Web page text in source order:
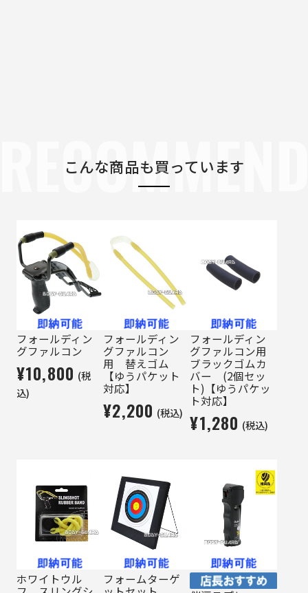
こんな商品も買っています
フォールディン
グファルコン
¥10,800 (税
込)
フォールディン
グファルコン
用 替えゴム
【ゆうパケット
対応】
¥2,200 (税込)
フォールディン
グファルコン用
ブラックゴムカ
バー (2個セッ
ト)【ゆうパケッ
ト対応】
¥1,280 (税込)
ホワイトウル
フォームターゲ